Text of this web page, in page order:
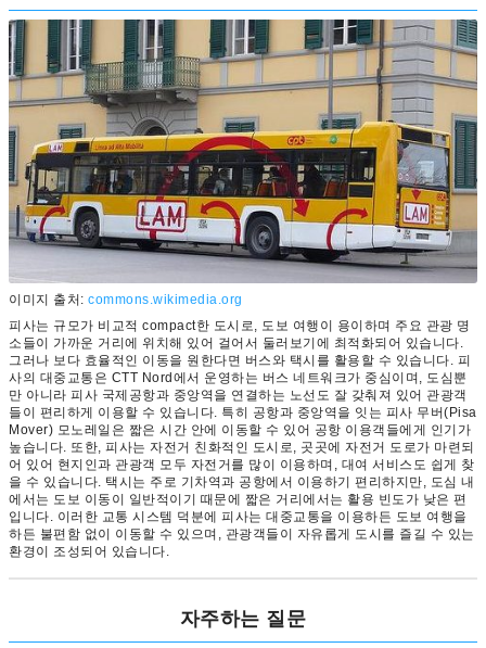
이미지 출처: commons.wikimedia.org
피사는 규모가 비교적 compact한 도시로, 도보 여행이 용이하며 주요 관광 명
소들이 가까운 거리에 위치해 있어 걸어서 둘러보기에 최적화되어 있습니다.
그러나 보다 효율적인 이동을 원한다면 버스와 택시를 활용할 수 있습니다. 피
사의 대중교통은 CTT Nord에서 운영하는 버스 네트워크가 중심이며, 도심뿐
만 아니라 피사 국제공항과 중앙역을 연결하는 노선도 잘 갖춰져 있어 관광객
들이 편리하게 이용할 수 있습니다. 특히 공항과 중앙역을 잇는 피사 무버(Pisa
Mover) 모노레일은 짧은 시간 안에 이동할 수 있어 공항 이용객들에게 인기가
높습니다. 또한, 피사는 자전거 친화적인 도시로, 곳곳에 자전거 도로가 마련되
어 있어 현지인과 관광객 모두 자전거를 많이 이용하며, 대여 서비스도 쉽게 찾
을 수 있습니다. 택시는 주로 기차역과 공항에서 이용하기 편리하지만, 도심 내
에서는 도보 이동이 일반적이기 때문에 짧은 거리에서는 활용 빈도가 낮은 편
입니다. 이러한 교통 시스템 덕분에 피사는 대중교통을 이용하든 도보 여행을
하든 불편함 없이 이동할 수 있으며, 관광객들이 자유롭게 도시를 즐길 수 있는
환경이 조성되어 있습니다.
자주하는 질문